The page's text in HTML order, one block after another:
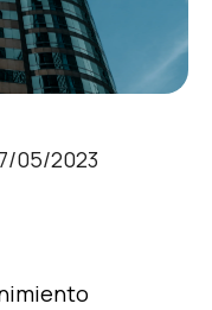
05/2023